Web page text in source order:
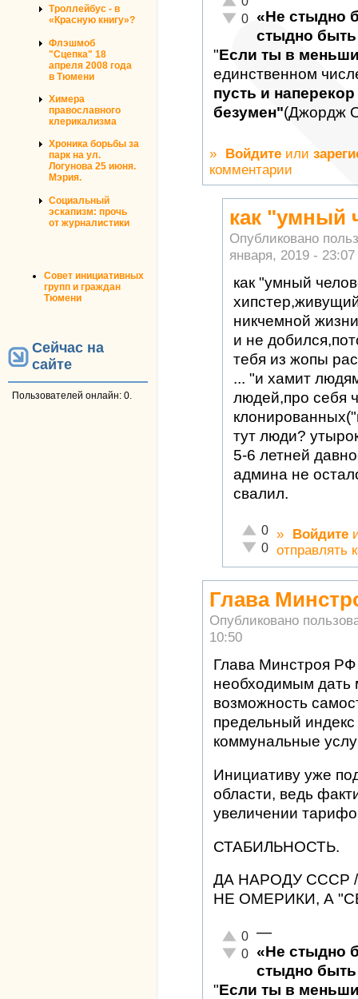
Троллейбус - в
«Красную книгу»?
Флэшмоб
"Сцепка" 18
апреля 2008 года
в Тюмени
Химера
православного
клерикализма
Хроника борьбы за
парк на ул.
Логунова 25 июня.
Мэрия.
Социальный
эскапизм: прочь
от журналистики
Совет инициативных
групп и граждан
Тюмени
Сейчас на
сайте
Пользователей онлайн: 0.
Неадекватно!
0 «Не стыдно
стыдно быть
"Если ты в
единственном
пусть и
безумен"(Джордж
» Войдите или
комментарии
как "умный
Опубликовано
января, 2019 - 23:07
как "умный
никчемной
и не
тебя из жопы
... "и хамит
людей,про себя
тут люди?
5-6 летней
админа не
свалил.
Отлично!
0
Неадекватно!
0
» Войдите
отправлять
Глава
Опубликовано
10:50
Глава Минстроя
необходимым дать
возможность
предельный
коммунальные
Инициативу уже
области, ведь
увеличении
СТАБИЛЬНОСТЬ.
ДА НАРОДУ СССР
НЕ ОМЕРИКИ, А
Отлично!
0
Неадекватно!
0
—
«Не стыдно
стыдно быть
"Если ты в